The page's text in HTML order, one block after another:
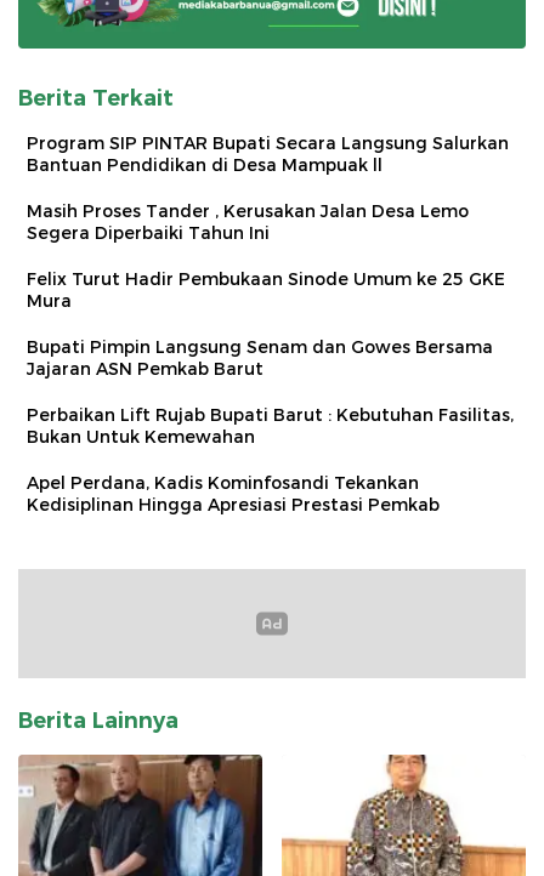
Berita Terkait
Program SIP PINTAR Bupati Secara Langsung Salurkan
Bantuan Pendidikan di Desa Mampuak ll
Masih Proses Tander , Kerusakan Jalan Desa Lemo
Segera Diperbaiki Tahun Ini
Felix Turut Hadir Pembukaan Sinode Umum ke 25 GKE
Mura
Bupati Pimpin Langsung Senam dan Gowes Bersama
Jajaran ASN Pemkab Barut
Perbaikan Lift Rujab Bupati Barut : Kebutuhan Fasilitas,
Bukan Untuk Kemewahan
Apel Perdana, Kadis Kominfosandi Tekankan
Kedisiplinan Hingga Apresiasi Prestasi Pemkab
Berita Lainnya